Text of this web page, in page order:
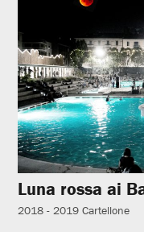
Luna rossa ai
2018 - 2019 Cartellone